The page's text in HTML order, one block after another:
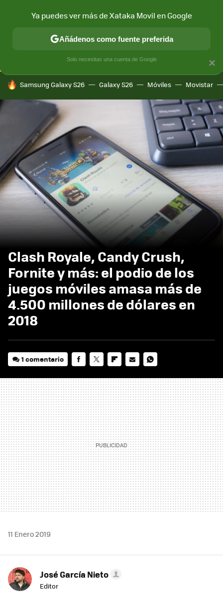
CONECTIVIDAD MÓVIL Y SOCIEDAD APLICACIONES
HOY SE HABLA DE
Samsung Galaxy S26 Galaxy S26 Móviles Movistar
Clash Royale, Candy Crush,
Fornite y más: el podio de los
juegos móviles amasa más de
4.500 millones de dólares en
2018
1 comentario
MAIL
11 Enero 2019
José García Nieto
Editor
×
Ya puedes ver más de Xataka Movil en Google
Añádenos como fuente preferida
Solo necesitas una cuenta de Google